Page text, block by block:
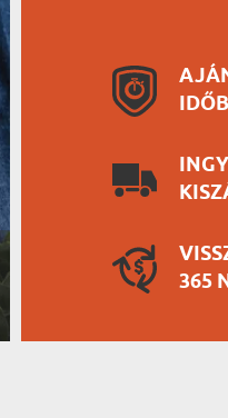
365